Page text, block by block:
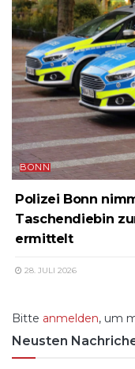
BONN
Polizei Bonn
Taschendiebin
ermittelt
28. JULI 2026
Bitte anmelden, um
Neusten